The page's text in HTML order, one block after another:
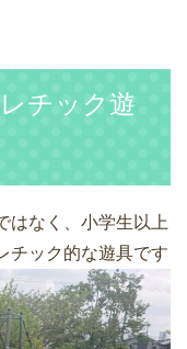
チック遊
はなく、小学生以上
チック的な遊具です